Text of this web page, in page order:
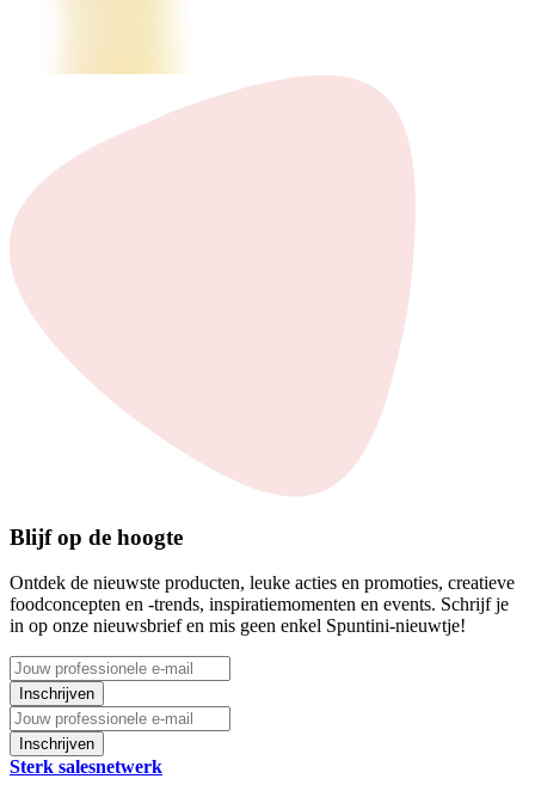
Blijf op de hoogte
Ontdek de nieuwste producten, leuke acties en promoties, creatieve
foodconcepten en -trends, inspiratiemomenten en events. Schrijf je
in op onze nieuwsbrief en mis geen enkel Spuntini-nieuwtje!
Inschrijven
Inschrijven
Sterk salesnetwerk